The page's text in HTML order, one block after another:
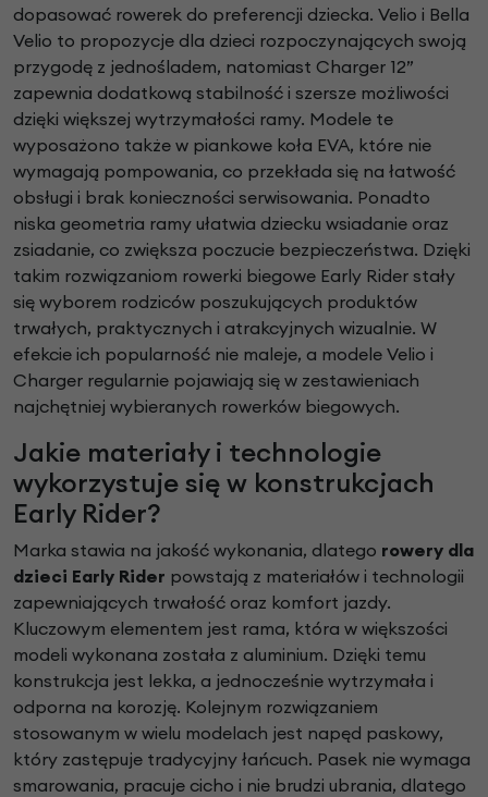
dopasować rowerek do preferencji dziecka. Velio i Bella
Velio to propozycje dla dzieci rozpoczynających swoją
przygodę z jednośladem, natomiast Charger 12”
zapewnia dodatkową stabilność i szersze możliwości
dzięki większej wytrzymałości ramy. Modele te
wyposażono także w piankowe koła EVA, które nie
wymagają pompowania, co przekłada się na łatwość
obsługi i brak konieczności serwisowania. Ponadto
niska geometria ramy ułatwia dziecku wsiadanie oraz
zsiadanie, co zwiększa poczucie bezpieczeństwa. Dzięki
takim rozwiązaniom rowerki biegowe Early Rider stały
się wyborem rodziców poszukujących produktów
trwałych, praktycznych i atrakcyjnych wizualnie. W
efekcie ich popularność nie maleje, a modele Velio i
Charger regularnie pojawiają się w zestawieniach
najchętniej wybieranych rowerków biegowych.
Jakie materiały i technologie
wykorzystuje się w konstrukcjach
Early Rider?
Marka stawia na jakość wykonania, dlatego rowery dla
dzieci Early Rider powstają z materiałów i technologii
zapewniających trwałość oraz komfort jazdy.
Kluczowym elementem jest rama, która w większości
modeli wykonana została z aluminium. Dzięki temu
konstrukcja jest lekka, a jednocześnie wytrzymała i
odporna na korozję. Kolejnym rozwiązaniem
stosowanym w wielu modelach jest napęd paskowy,
który zastępuje tradycyjny łańcuch. Pasek nie wymaga
smarowania, pracuje cicho i nie brudzi ubrania, dlatego